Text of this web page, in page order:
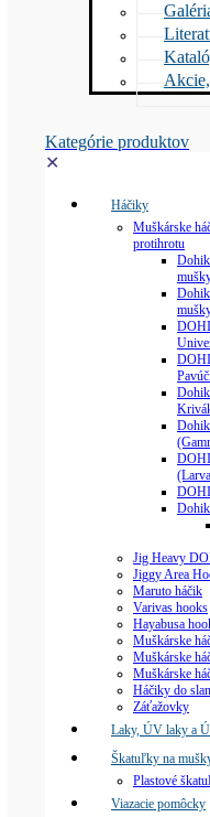
Kategórie produktov
✕
Háčiky
Muškárske
protihrotu
Jig Heavy
Jiggy Area
Maruto háčik
Varivas hooks
Hayabusa
Muškárske
Muškárske
Muškárske
Háčiky do
Záťažovky
Laky, ÚV laky a
Škatuľky na
Plastové
Viazacie pomôcky